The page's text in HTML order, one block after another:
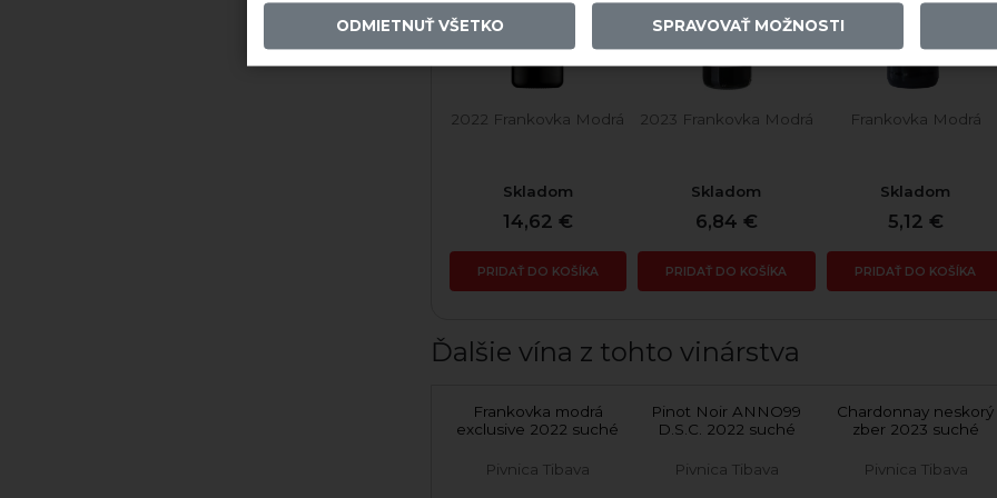
2022 Frankovka Modrá
Skladom
14,62 €
PRIDAŤ DO KOŠÍKA
2023 Frankovka Modrá
Skladom
6,84 €
PRIDAŤ DO KOŠÍKA
Frankovka Modrá
Skladom
5,12 €
PRIDAŤ DO KOŠÍKA
Ďalšie vína z tohto vinárstva
Frankovka modrá
exclusive 2022 suché
Pivnica Tibava
Pinot Noir ANNO99
D.S.C. 2022 suché
Pivnica Tibava
Chardonnay neskorý
zber 2023 suché
Pivnica Tibava
ODMIETNUŤ VŠETKO SPRAVOVAŤ MOŽNOSTI